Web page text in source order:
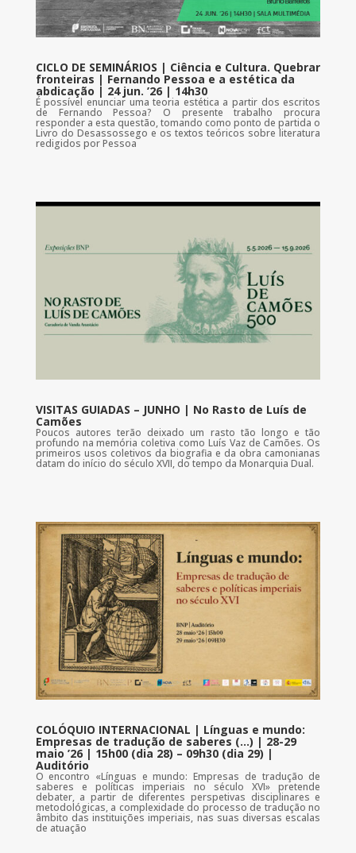
CICLO DE SEMINÁRIOS | Ciência e Cultura. Quebrar
fronteiras | Fernando Pessoa e a estética da
abdicação | 24 jun. ’26 | 14h30
É possível enunciar uma teoria estética a partir dos escritos
de Fernando Pessoa? O presente trabalho procura
responder a esta questão, tomando como ponto de partida o
Livro do Desassossego e os textos teóricos sobre literatura
redigidos por Pessoa
VISITAS GUIADAS – JUNHO | No Rasto de Luís de
Camões
Poucos autores terão deixado um rasto tão longo e tão
profundo na memória coletiva como Luís Vaz de Camões. Os
primeiros usos coletivos da biografia e da obra camonianas
datam do início do século XVII, do tempo da Monarquia Dual.
COLÓQUIO INTERNACIONAL | Línguas e mundo:
Empresas de tradução de saberes (…) | 28-29
maio ’26 | 15h00 (dia 28) – 09h30 (dia 29) |
Auditório
O encontro «Línguas e mundo: Empresas de tradução de
saberes e políticas imperiais no século XVI» pretende
debater, a partir de diferentes perspetivas disciplinares e
metodológicas, a complexidade do processo de tradução no
âmbito das instituições imperiais, nas suas diversas escalas
de atuação